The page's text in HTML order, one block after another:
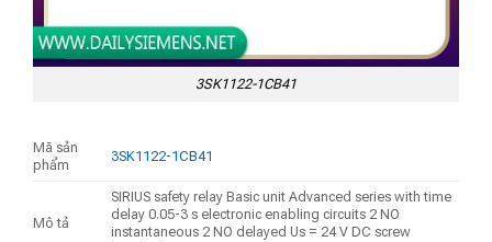
3SK1122-1CB41
Mã sản
phẩm
3SK1122-1CB41
Mô tả
SIRIUS safety relay Basic unit Advanced series with time
delay 0.05-3 s electronic enabling circuits 2 NO
instantaneous 2 NO delayed Us = 24 V DC screw